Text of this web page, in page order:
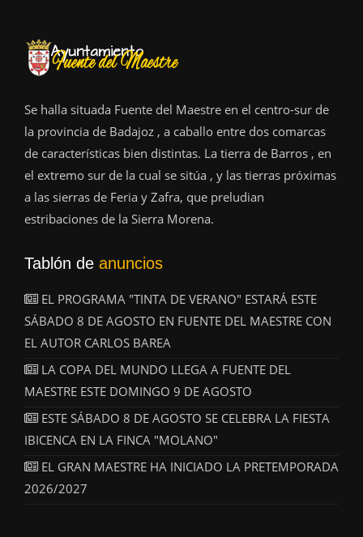
Se halla situada Fuente del Maestre en el centro-sur de
la provincia de Badajoz , a caballo entre dos comarcas
de características bien distintas. La tierra de Barros , en
el extremo sur de la cual se sitúa , y las tierras próximas
a las sierras de Feria y Zafra, que preludian
estribaciones de la Sierra Morena.
Tablón de anuncios
EL PROGRAMA "TINTA DE VERANO" ESTARÁ ESTE
SÁBADO 8 DE AGOSTO EN FUENTE DEL MAESTRE CON
EL AUTOR CARLOS BAREA
LA COPA DEL MUNDO LLEGA A FUENTE DEL
MAESTRE ESTE DOMINGO 9 DE AGOSTO
ESTE SÁBADO 8 DE AGOSTO SE CELEBRA LA FIESTA
IBICENCA EN LA FINCA "MOLANO"
EL GRAN MAESTRE HA INICIADO LA PRETEMPORADA
2026/2027